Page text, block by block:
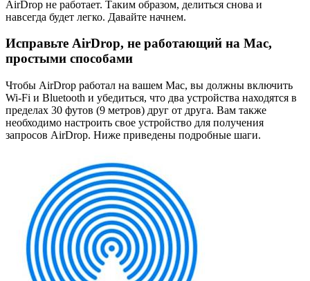
AirDrop не работает. Таким образом, делиться снова и
навсегда будет легко. Давайте начнем.
Исправьте AirDrop, не работающий на Mac,
простыми способами
Чтобы AirDrop работал на вашем Mac, вы должны включить
Wi-Fi и Bluetooth и убедиться, что два устройства находятся в
пределах 30 футов (9 метров) друг от друга. Вам также
необходимо настроить свое устройство для получения
запросов AirDrop. Ниже приведены подробные шаги.